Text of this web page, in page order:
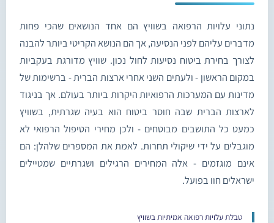
נתוני עלויות הרפואה בשוויץ הם אחד הנושאים שהכי פחות
מדברים עליהם לפני הנסיעה, אך הם הנושא הקריטי ביותר להבנה
לצורך בחירת ביטוח נסיעות לחול נכון. שוויץ מדורגת בעקביות
במקום הראשון - ולעתים השני אחרי ארצות הברית - ברשימות של
מדינות עם המערכות הרפואיות היקרות ביותר בעולם. אך בניגוד
לארצות הברית שבה חוסר ביטוח הוא בעיה שגרתית, בשוויץ
כמעט כל התושבים מבוטחים - ולכן מחירי הטיפול הרפואי לא
מוגבלים על ידי שיקולי תחרות. לאמת את המספרים שלהלן: הם
אינם מוגזמים - אלה המחירים הרגילים ושגרתיים שמטיילים
ישראלים חוו בפועל.
טבלת עלויות רפואה אמיתיות בשוויץ